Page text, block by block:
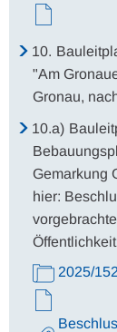
10.
"Am
Gronau,
10.a)
Gemarkung
hier:
2025/152